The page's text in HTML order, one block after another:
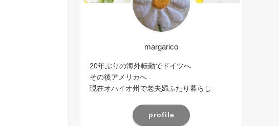
margarico
20年ぶりの海外転勤でドイツへ
その後アメリカへ
現在オハイオ州で老夫婦ふたり暮らし
profile